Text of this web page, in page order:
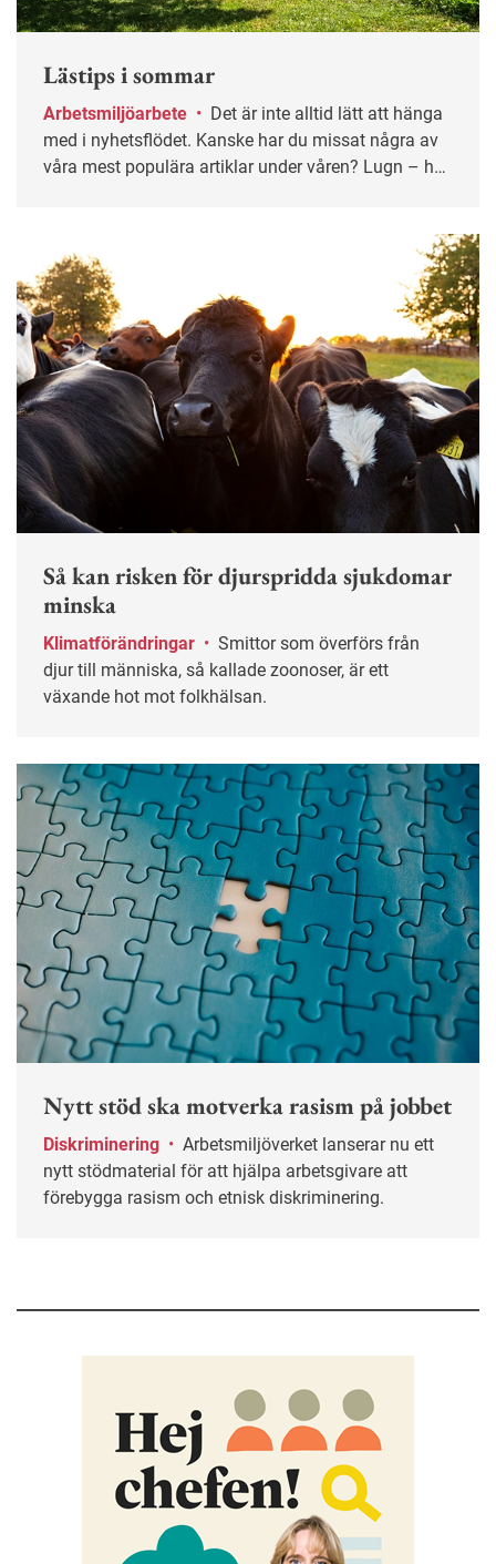
Lästips i sommar
Arbetsmiljöarbete •
med i nyhetsflödet. Kanske har du missat några av
våra mest populära artiklar under våren? Lugn – här
Så kan risken för djurspridda sjukdomar
minska
Klimatförändringar •
djur till människa, så kallade zoonoser, är ett
växande hot mot folkhälsan.
Nytt stöd ska motverka rasism på jobbet
Diskriminering •
nytt stödmaterial för att hjälpa arbetsgivare att
förebygga rasism och etnisk diskriminering.